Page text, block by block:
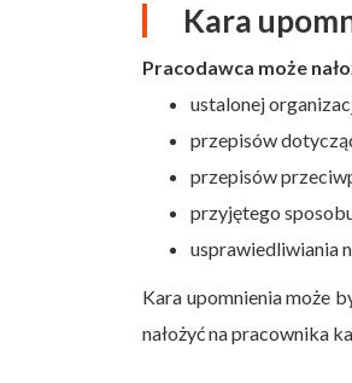
Kara
Pracodawca może
ustalonej
przepisów
przepisów
przyjętego
usprawiedliwiania
Kara upomnienia może
nałożyć na pracownika